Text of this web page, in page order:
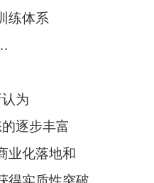
练体系
为
逐步丰富
业化落地和